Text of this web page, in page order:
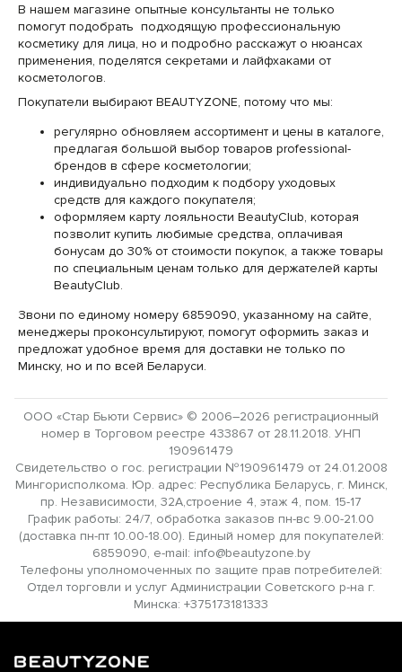
В нашем магазине опытные консультанты не только
помогут подобрать подходящую профессиональную
косметику для лица, но и подробно расскажут о нюансах
применения, поделятся секретами и лайфхаками от
косметологов.
Покупатели выбирают BEAUTYZONE, потому что мы:
регулярно обновляем ассортимент и цены в каталоге,
предлагая большой выбор товаров professional-
брендов в сфере косметологии;
индивидуально подходим к подбору уходовых
средств для каждого покупателя;
оформляем карту лояльности BeautyClub, которая
позволит купить любимые средства, оплачивая
бонусам до 30% от стоимости покупок, а также товары
по специальным ценам только для держателей карты
BeautyClub.
Звони по единому номеру 6859090, указанному на сайте,
менеджеры проконсультируют, помогут оформить заказ и
предложат удобное время для доставки не только по
Минску, но и по всей Беларуси.
ООО «Стар Бьюти Сервис» © 2006–2026 регистрационный
номер в Торговом реестре 433867 от 28.11.2018. УНП
190961479
Свидетельство о гос. регистрации №190961479 от 24.01.2008
Мингорисполкома. Юр. адрес: Республика Беларусь, г. Минск,
пр. Независимости, 32А,строение 4, этаж 4, пом. 15-17
График работы: 24/7, обработка заказов пн-вс 9.00-21.00
(доставка пн-пт 10.00-18.00). Единый номер для покупателей:
6859090, e-mail: info@beautyzone.by
Телефоны уполномоченных по защите прав потребителей:
Отдел торговли и услуг Администрации Советского р-на г.
Минска: +375173181333